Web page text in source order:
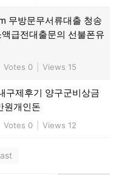
무방문무서류대출 청송
급전대출문의 선불폰유
Votes 0 Views 15
구제후기 양구군비상금
원개인돈
Votes 0 Views 12